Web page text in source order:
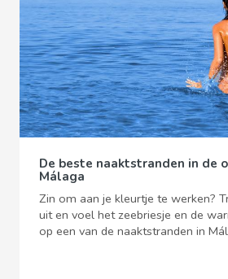
De beste naaktstranden in de
Málaga
Zin om aan je kleurtje te werken?
uit en voel het zeebriesje en de
op een van de naaktstranden in